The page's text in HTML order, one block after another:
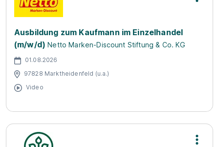
Ausbildung zum Kaufmann im Einzelhandel
(m/w/d) Netto Marken-Discount Stiftung & Co. KG
01.08.2026
97828 Marktheidenfeld (u.a.)
Video